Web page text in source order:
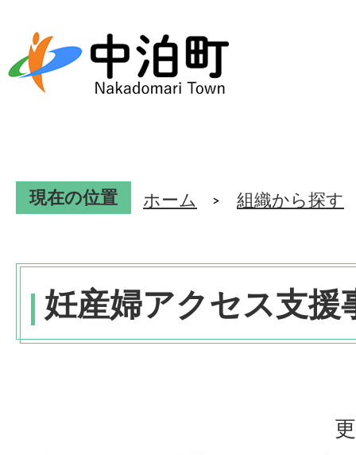
現在の位置 ホーム 組織から探す
妊産婦アクセス支援